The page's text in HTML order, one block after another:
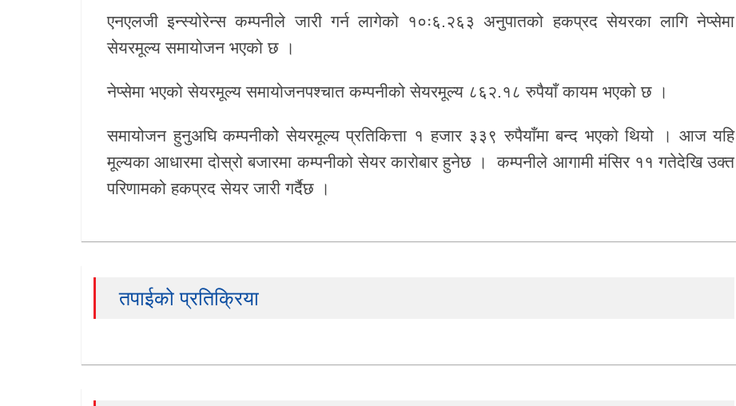
एनएलजी इन्स्योरेन्स कम्पनीले जारी गर्न लागेको १०ः६.२६३ अनुपातको हकप्रद सेयरका लागि नेप्सेमा
सेयरमूल्य समायोजन भएको छ ।
नेप्सेमा भएको सेयरमूल्य समायोजनपश्चात कम्पनीको सेयरमूल्य ८६२.१८ रुपैयाँ कायम भएको छ ।
समायोजन हुनुअघि कम्पनीकोे सेयरमूल्य प्रतिकित्ता १ हजार ३३९ रुपैयाँमा बन्द भएको थियो । आज यहि
मूल्यका आधारमा दोस्रो बजारमा कम्पनीको सेयर कारोबार हुनेछ । कम्पनीले आगामी मंसिर ११ गतेदेखि उक्त
परिणामको हकप्रद सेयर जारी गर्दैछ ।
तपाईको प्रतिक्रिया